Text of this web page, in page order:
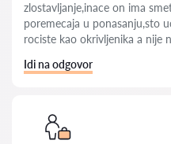
zlostavljanje,inace on ima
poremecaja u ponasanju,sto
rociste kao okrivljenika a nije
Idi na odgovor